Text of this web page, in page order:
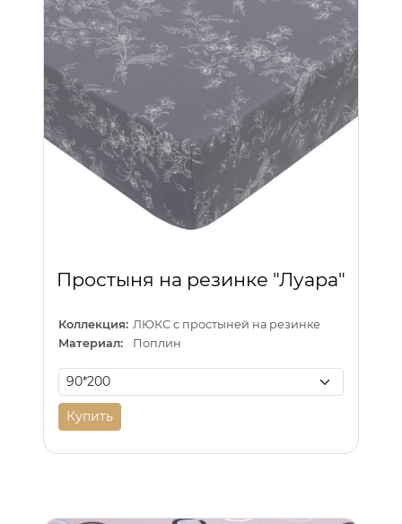
Простыня на резинке "Луара"
Коллекция: ЛЮКС с простыней на резинке
Материал:
Поплин
Купить